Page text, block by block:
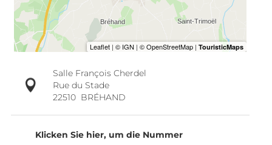
Salle François Cherdel
Rue du Stade
22510 BRÉHAND
Klicken Sie hier, um die Nummer